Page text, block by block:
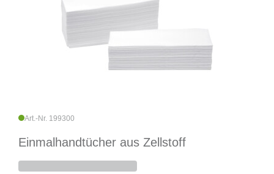
Art.-Nr. 199300
Einmalhandtücher aus Zellstoff